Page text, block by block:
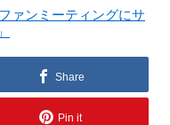
ァンミーティングにサ
Share
Pin it